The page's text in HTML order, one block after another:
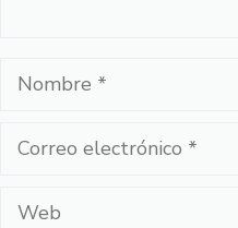
Nombre
Correo
Web